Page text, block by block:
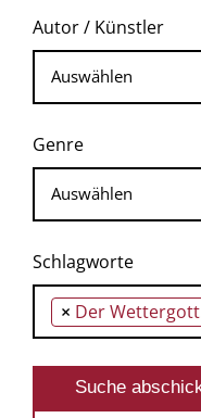
Autor / Künstler
Genre
Schlagworte
× Der Wettergott Jahwe wird aus den Banden der Natur, der Familie und des überlieferten Pantheons herausgelöst